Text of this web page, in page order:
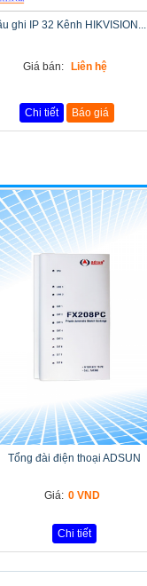
ghi IP 32 Kênh HIKVISION...
Giá bán: Liên hệ
Chi tiết Báo giá
Tổng đài điện thoại ADSUN
Giá: 0 VND
Chi tiết